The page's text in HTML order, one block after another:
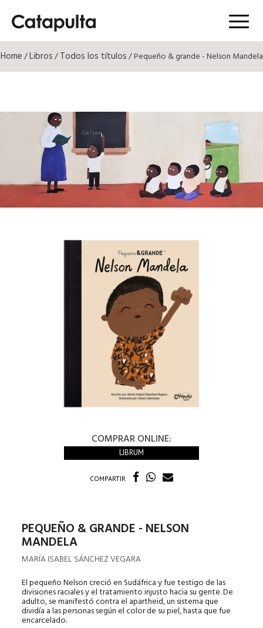
Menú
Home/Libros/Todos los títulos/ Pequeño & grande - Nelson Mandela
COMPRAR ONLINE:
LIBRUM
COMPARTIR
PEQUEÑO & GRANDE - NELSON
MANDELA
MARÍA ISABEL SÁNCHEZ VEGARA
El pequeño Nelson creció en Sudáfrica y fue testigo de las
divisiones raciales y el tratamiento injusto hacia su gente. De
adulto, se manifestó contra el apartheid, un sistema que
dividía a las personas según el color de su piel, hasta que fue
encarcelado.